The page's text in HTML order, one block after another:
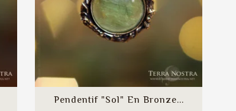
Pendentif "Sol" En Bronze...